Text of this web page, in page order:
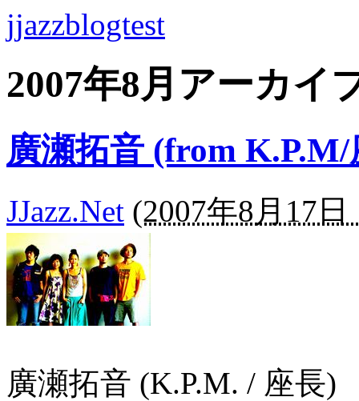
jjazzblogtest
2007年8月アーカイ
廣瀬拓音 (from
JJazz.Net (2007年8月17日
廣瀬拓音 (K.P.M. / 座長)